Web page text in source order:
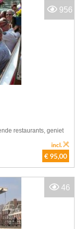
restaurants, geniet
€ 95,00
incl.
956
46